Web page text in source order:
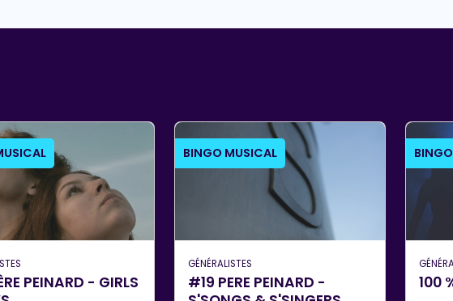
PEINARD - GIRLS
BINGO MUSICAL
GÉNÉRALISTES
#19 PERE PEINARD -
100